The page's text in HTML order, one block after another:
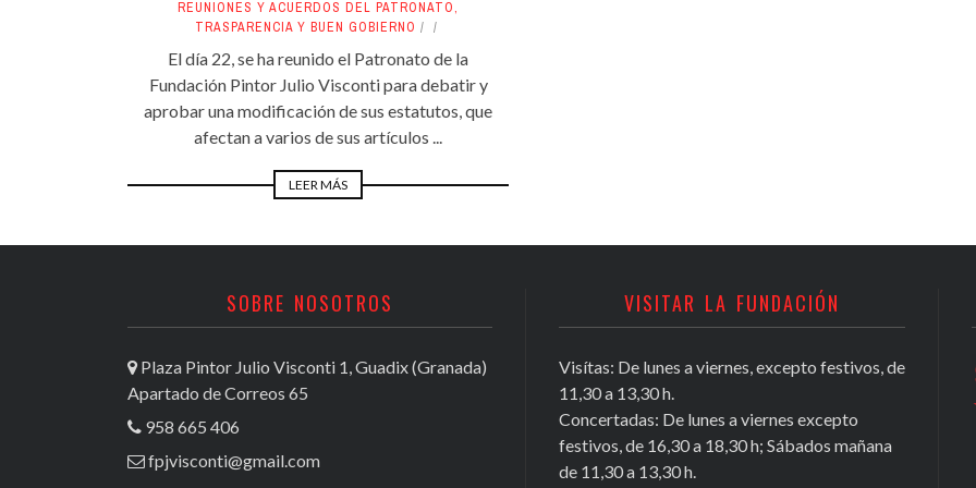
REUNIONES Y ACUERDOS DEL PATRONATO,
TRASPARENCIA Y BUEN GOBIERNO
El día 22, se ha reunido el Patronato de la
Fundación Pintor Julio Visconti para debatir y
aprobar una modificación de sus estatutos, que
afectan a varios de sus artículos ...
LEER MÁS
SOBRE NOSOTROS
Plaza Pintor Julio Visconti 1, Guadix (Granada)
Apartado de Correos 65
958 665 406
fpjvisconti@gmail.com
VISITAR LA FUNDACIÓN
Visítas: De lunes a viernes, excepto festivos, de
11,30 a 13,30 h.
Concertadas: De lunes a viernes excepto
festivos, de 16,30 a 18,30 h; Sábados mañana
de 11,30 a 13,30 h.
Conocer Guadix y comarca, ficha nº
investigador exiliado
https://t.co/Tx2b2DL4i3
May 16, 2020